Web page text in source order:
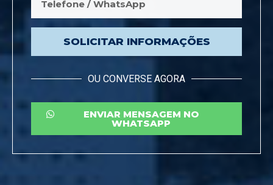
SOLICITAR INFORMAÇÕES
OU CONVERSE AGORA
ENVIAR MENSAGEM NO
WHATSAPP